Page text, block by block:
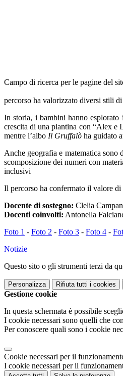
Campo di ricerca per le pagine del
percorso ha valorizzato diversi stili
In storia, i bambini hanno
crescita di una piantina con “Alex e
mentre l’albo Il Gruffalò ha guidato
Anche geografia e matematica sono
scomposizione dei numeri con
inclusivi
Il percorso ha confermato il valore
Docente di sostegno: Clelia
Docenti coinvolti: Antonella
Foto 1 - Foto 2 - Foto 3 - Foto 4 -
Notizie
Questo sito o gli strumenti terzi da
Personalizza Rifiuta tutti i cookies
Gestione cookie
In questa schermata è possibile
I cookie necessari sono quelli che
Per conoscere quali sono i cookie
Cookie necessari per il
I cookie necessari per il